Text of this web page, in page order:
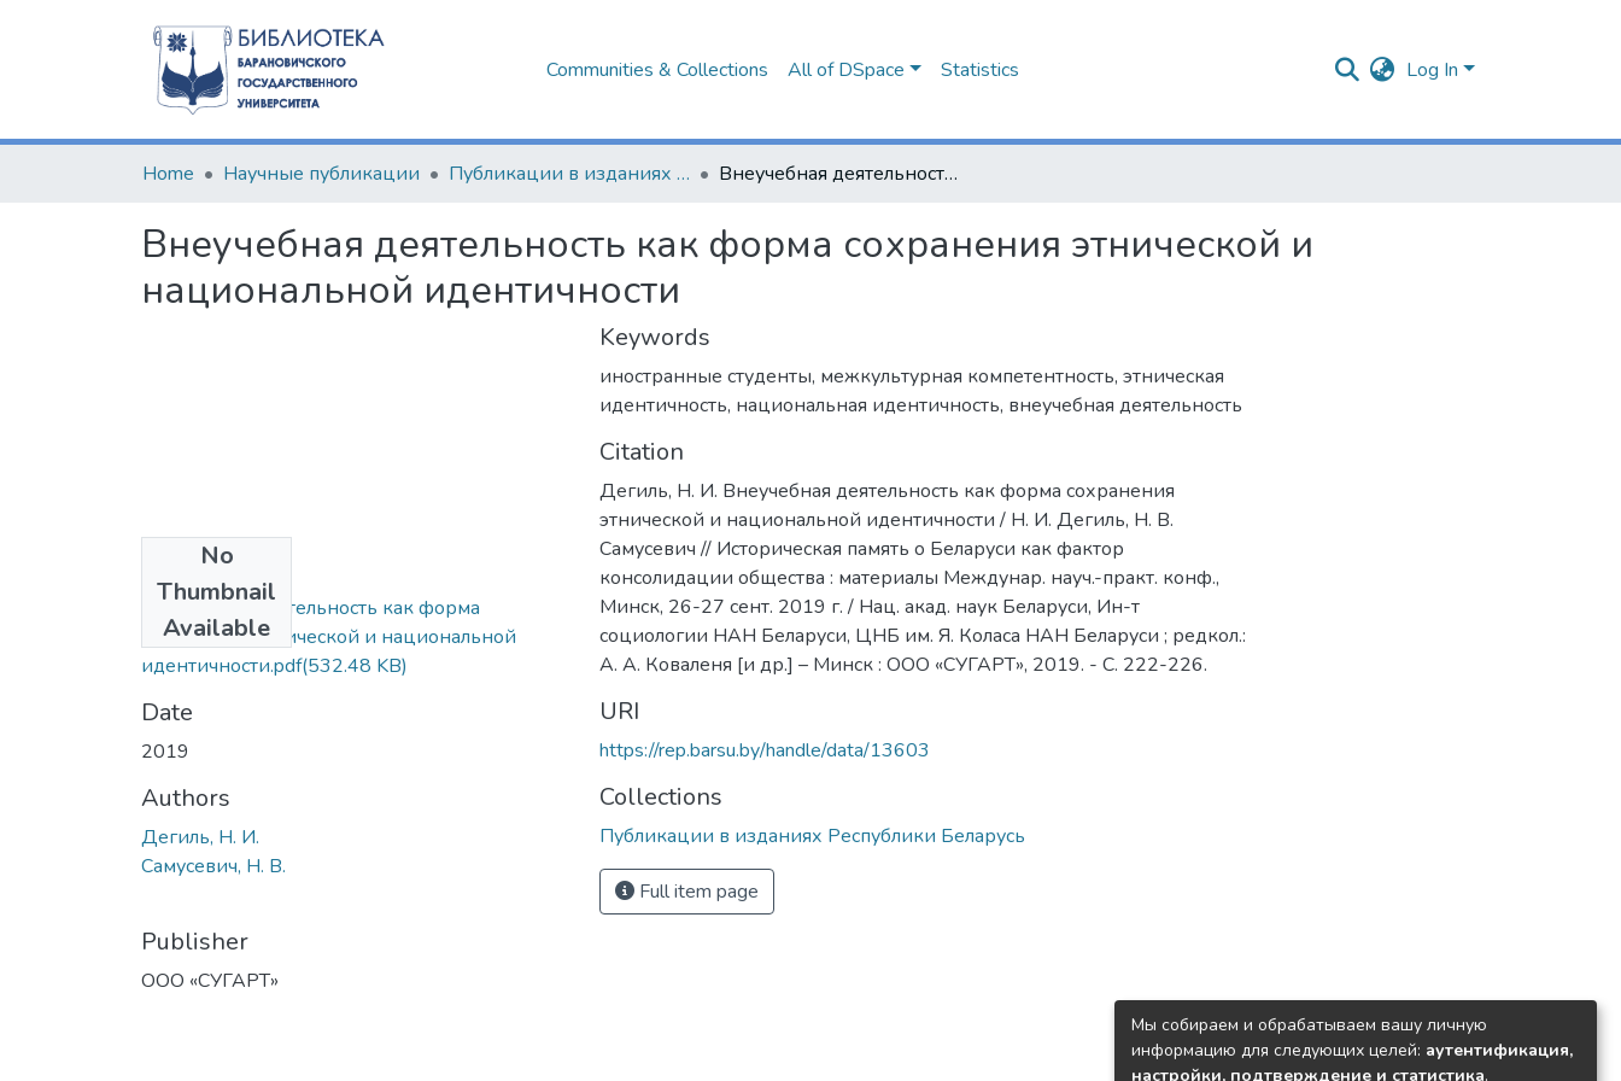
Communities & Collections All of DSpace Statistics Log In
Home Научные публикации Публикации в изданиях Республики Беларусь Внеучебная деятельность как форма сохранения этнической и национальной идентичности
Внеучебная деятельность как форма сохранения этнической и
национальной идентичности
No
Thumbnail
Available
Внеучебная деятельность как форма
сохранения этнической и национальной
идентичности.pdf(532.48 KB)
Date
2019
Authors
Дегиль, Н. И.
Самусевич, Н. В.
Publisher
ООО «СУГАРТ»
Keywords
иностранные студенты, межкультурная компетентность, этническая
идентичность, национальная идентичность, внеучебная деятельность
Citation
Дегиль, Н. И. Внеучебная деятельность как форма сохранения
этнической и национальной идентичности / Н. И. Дегиль, Н. В.
Самусевич // Историческая память о Беларуси как фактор
консолидации общества : материалы Междунар. науч.-практ. конф.,
Минск, 26-27 сент. 2019 г. / Нац. акад. наук Беларуси, Ин-т
социологии НАН Беларуси, ЦНБ им. Я. Коласа НАН Беларуси ; редкол.:
А. А. Коваленя [и др.] – Минск : ООО «СУГАРТ», 2019. - С. 222-226.
URI
https://rep.barsu.by/handle/data/13603
Collections
Публикации в изданиях Республики Беларусь
Full item page
Мы собираем и обрабатываем вашу личную
информацию для следующих целей: аутентификация,
настройки, подтверждение и статистика.